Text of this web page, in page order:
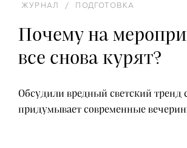
ЖУРНАЛ / ПОДГОТОВКА
Почему на
все снова курят?
Обсудили вредный светский тренд
придумывает современные